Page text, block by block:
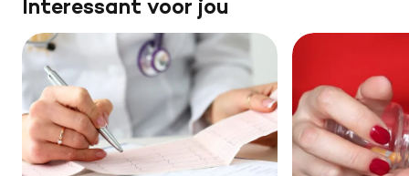
Interessant voor jou